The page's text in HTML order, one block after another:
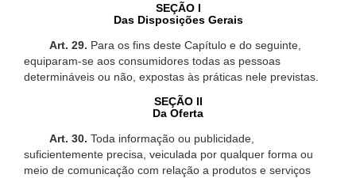
SEÇÃO I
Das Disposições Gerais
Art. 29. Para os fins deste Capítulo e do seguinte,
equiparam-se aos consumidores todas as pessoas
determináveis ou não, expostas às práticas nele previstas.
SEÇÃO II
Da Oferta
Art. 30. Toda informação ou publicidade,
suficientemente precisa, veiculada por qualquer forma ou
meio de comunicação com relação a produtos e serviços